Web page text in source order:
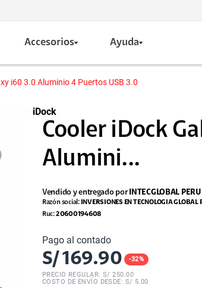
Accesorios Ayuda
i60 3.0 Aluminio 4 Puertos USB 3.0
iDock
Cooler iDock
Alumini...
Vendido y entregado por INTECGLOBAL PERU
Razón social: INVERSIONES EN TECNOLOGIA GLOBAL
Ruc:20600194608
Pago al contado
S/169.90 -32%
PRECIO REGULAR: S/250.00
COSTO DE ENVÍO DESDE: S/ 5.00